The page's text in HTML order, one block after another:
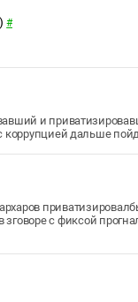
#
и
коррупцией дальше
с фиксой